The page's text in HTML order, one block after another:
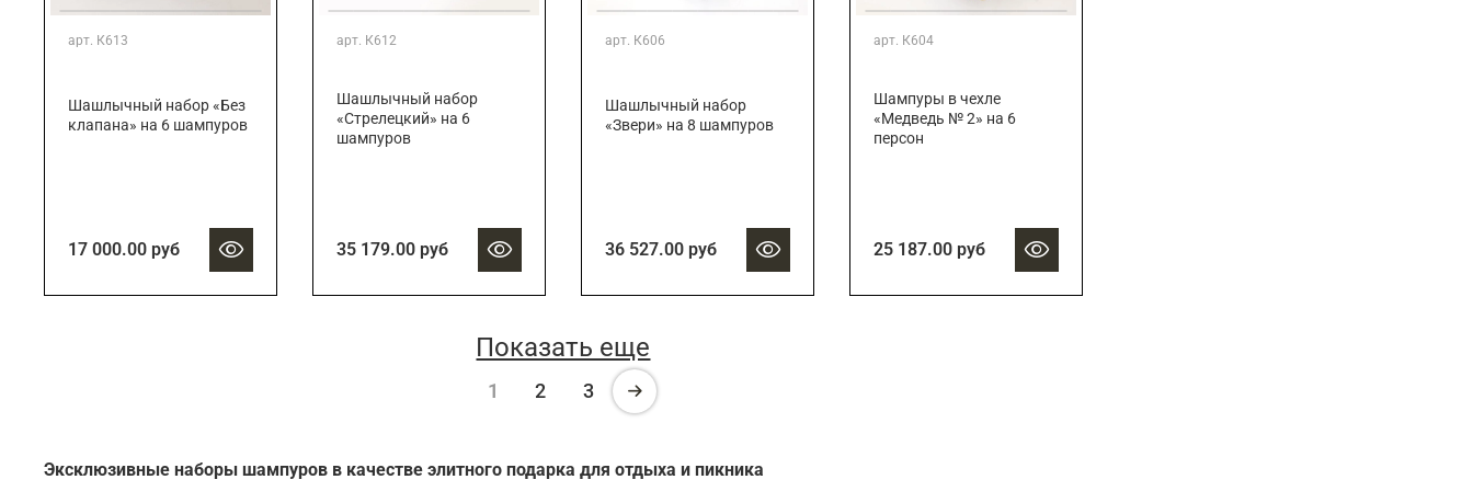
арт. К613
Шашлычный набор «Без
клапана» на 6 шампуров
17 000.00 руб
арт. К612
Шашлычный набор
«Стрелецкий» на 6
шампуров
35 179.00 руб
арт. К606
Шашлычный набор
«Звери» на 8 шампуров
36 527.00 руб
арт. К604
Шампуры в чехле
«Медведь № 2» на 6
персон
25 187.00 руб
Показать еще
1 2 3
Эксклюзивные наборы шампуров в качестве элитного подарка для отдыха и пикника